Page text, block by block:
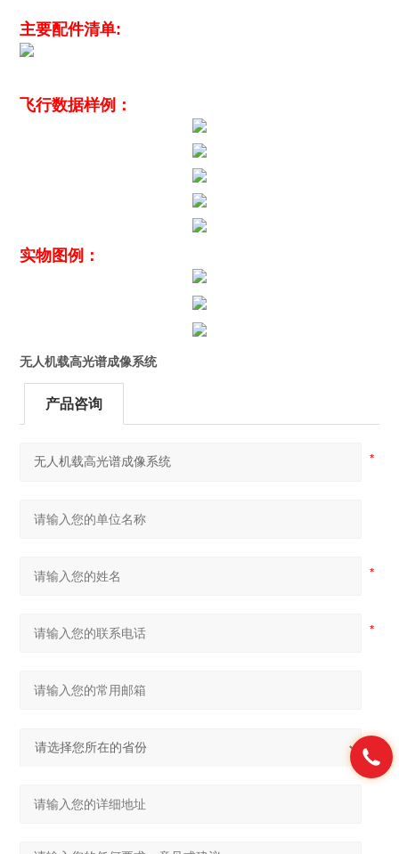
主要配件清单:
飞行数据样例：
实物图例：
无人机载高光谱成像系统
产品咨询